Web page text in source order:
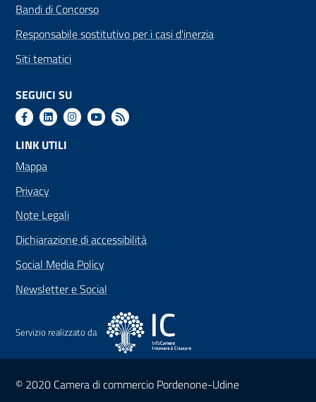
Bandi di Concorso
Responsabile sostitutivo per i casi d'inerzia
Siti tematici
SEGUICI SU
LINK UTILI
Mappa
Privacy
Note Legali
Dichiarazione di accessibilità
Social Media Policy
Newsletter e Social
Servizio realizzato da
Sezione Link Utili
© 2020 Camera di commercio Pordenone-Udine